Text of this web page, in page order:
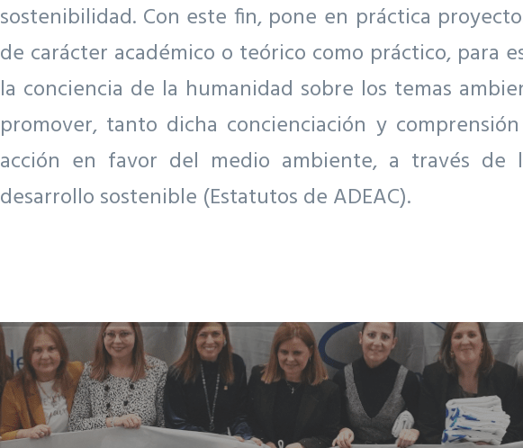
sostenibilidad. Con este fin, pone en práctica
de carácter académico o teórico como práctico, para
la conciencia de la humanidad sobre los temas
promover, tanto dicha concienciación y
acción en favor del medio ambiente, a través de
desarrollo sostenible (Estatutos de ADEAC).